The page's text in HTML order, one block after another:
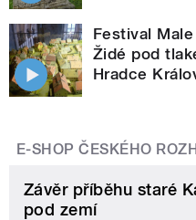
Festival
Židé pod
Hradce
E-SHOP ČESKÉHO
Závěr příběhu staré
pod zemí